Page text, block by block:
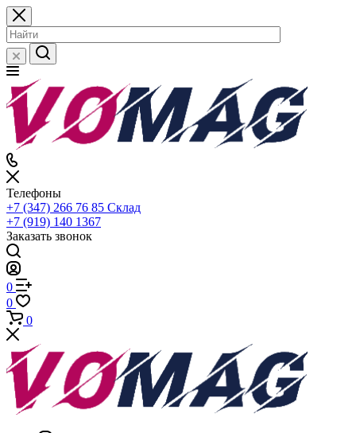
Телефоны
+7 (347) 266 76 85 Склад
+7 (919) 140 1367
Заказать звонок
0
0
0